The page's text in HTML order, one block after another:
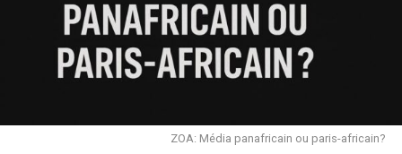
ZOA: Média panafricain ou paris-africain?